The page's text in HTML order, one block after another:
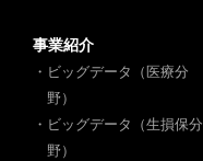
事業紹介
・ビッグデータ（医療分
野）
・ビッグデータ（生損保分
野）